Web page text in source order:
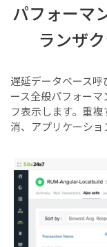
パフォーマ
ランザ
遅延データベース
ース全般パフォー
フ表示します。重
消、アプリケーショ